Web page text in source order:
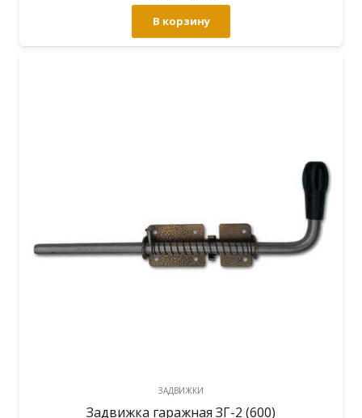
В корзину
ЗАДВИЖКИ
Задвижка гаражная ЗГ-2 (600)